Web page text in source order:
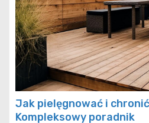
Jak pielęgnować i
Kompleksowy poradnik